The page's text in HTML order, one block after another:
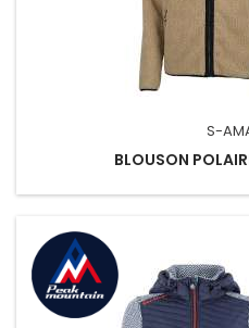
S-
BLOUSON